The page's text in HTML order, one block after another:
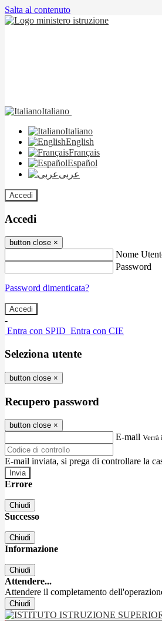
Salta al contenuto
Italiano
Italiano
English
Français
Español
عربى
Accedi
Accedi
button close ×
Nome
Password
Password dimenticata?
-
Entra con SPID Entra con CIE
Seleziona utente
button close ×
Recupero password
button close ×
E-mail
E-mail inviata, si prega di controllare la
Errore
Chiudi
Successo
Chiudi
Informazione
Chiudi
Attendere...
Attendere il completamento
Chiudi